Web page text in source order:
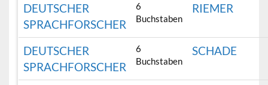
DEUTSCHER
SPRACHFORSCHER
6
Buchstaben
RIEMER
DEUTSCHER
SPRACHFORSCHER
6
Buchstaben
SCHADE